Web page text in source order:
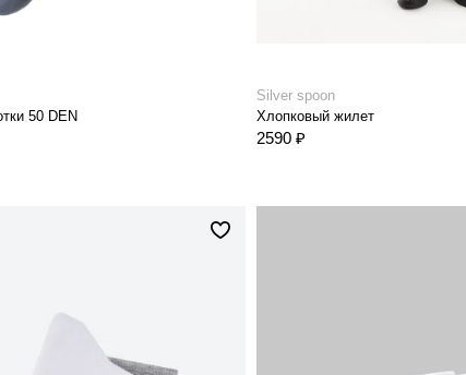
50 DEN
Silver spoon
Хлопковый жилет
2590 ₽